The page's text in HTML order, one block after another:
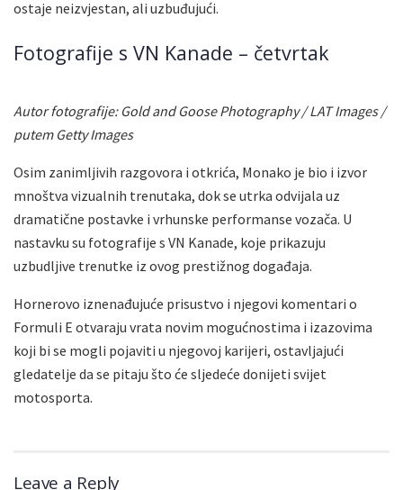
ostaje neizvjestan, ali uzbuđujući.
Fotografije s VN Kanade – četvrtak
Autor fotografije: Gold and Goose Photography / LAT Images /
putem Getty Images
Osim zanimljivih razgovora i otkrića, Monako je bio i izvor
mnoštva vizualnih trenutaka, dok se utrka odvijala uz
dramatične postavke i vrhunske performanse vozača. U
nastavku su fotografije s VN Kanade, koje prikazuju
uzbudljive trenutke iz ovog prestižnog događaja.
Hornerovo iznenađujuće prisustvo i njegovi komentari o
Formuli E otvaraju vrata novim mogućnostima i izazovima
koji bi se mogli pojaviti u njegovoj karijeri, ostavljajući
gledatelje da se pitaju što će sljedeće donijeti svijet
motosporta.
Leave a Reply